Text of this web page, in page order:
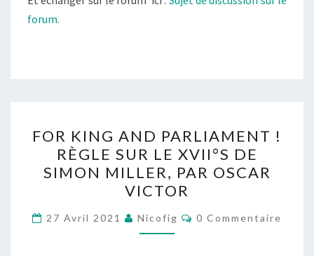
forum.
KING
AND
PARLIAMENT
!
RÈGLE
SUR
FOR KING AND PARLIAMENT !
RÈGLE SUR LE XVII°S DE
SIMON MILLER, PAR OSCAR
VICTOR
27 Avril 2021 Nicofig Commentaires
0 Commentaire